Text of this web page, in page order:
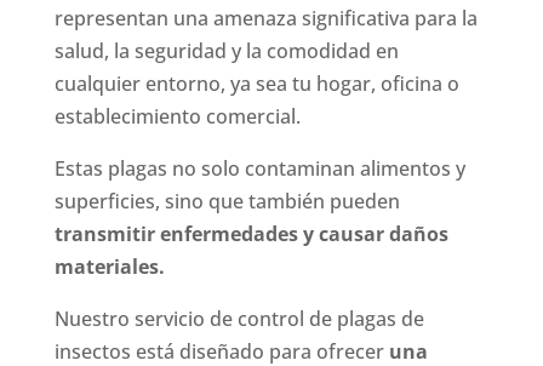
representan una amenaza significativa para la
salud, la seguridad y la comodidad en
cualquier entorno, ya sea tu hogar, oficina o
establecimiento comercial.
Estas plagas no solo contaminan alimentos y
superficies, sino que también pueden
transmitir enfermedades y causar daños
materiales.
Nuestro servicio de control de plagas de
insectos está diseñado para ofrecer una